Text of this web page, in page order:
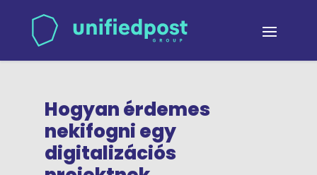
Hogyan érdemes
nekifogni egy
digitalizációs